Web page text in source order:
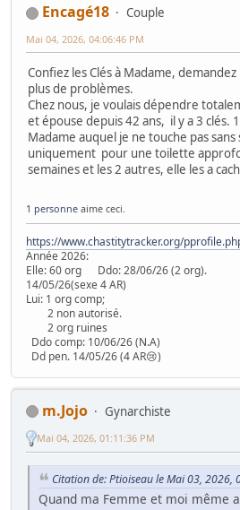
Encagé18
Couple
Mai 04, 2026, 04:06:46 PM
Confiez les Clés à Madame,
plus de problèmes.
Chez nous, je voulais dépendre
et épouse depuis 42 ans, il y a 3 clés.
Madame auquel je ne touche pas
uniquement pour une toilette
semaines et les 2 autres, elle les a
1 personne aime ceci.
https://www.chastitytracker.org/
Année 2026:
Elle: 60 org Ddo: 28/06/26 (2
14/05/26(sexe 4 AR)
Lui: 1 org comp;
2 non autorisé.
2 org ruines
Ddo comp: 10/06/26 (N.A)
Dd pen. 14/05/26 (4 AR😢)
m.Jojo
Gynarchiste
Mai 04, 2026, 01:11:36 PM
Citation de: Ptioiseau le Mai 03, 2026,
Quand ma Femme et moi même